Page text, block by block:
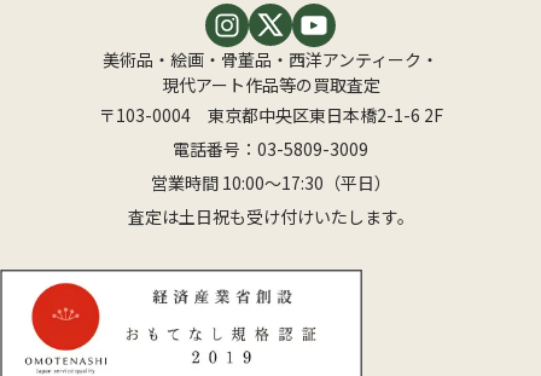
美術品・絵画・骨董品・西洋アンティーク・
現代アート作品等の買取査定
〒103-0004 東京都中央区東日本橋2-1-6 2F
電話番号： 03-5809-3009
営業時間 10:00〜17:30（平日）
査定は土日祝も受け付けいたします。